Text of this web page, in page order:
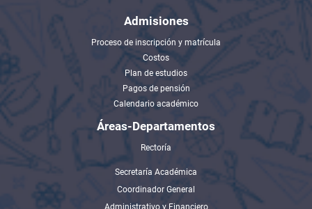
Admisiones
Proceso de inscripción y matrícula
Costos
Plan de estudios
Pagos de pensión
Calendario académico
Áreas-Departamentos
Rectoría
Secretaría Académica
Coordinador General
Administrativo y Financiero